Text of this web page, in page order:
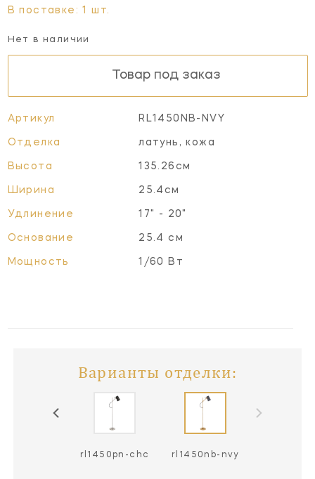
В поставке: 1 шт.
Нет в наличии
Товар под заказ
Артикул RL1450NB-NVY
Отделка латунь, кожа
Высота 135.26см
Ширина 25.4см
Удлинение 17" - 20"
Основание 25.4 см
Мощность 1/60 Вт
Варианты отделки:
rl1450pn-chc rl1450nb-nvy